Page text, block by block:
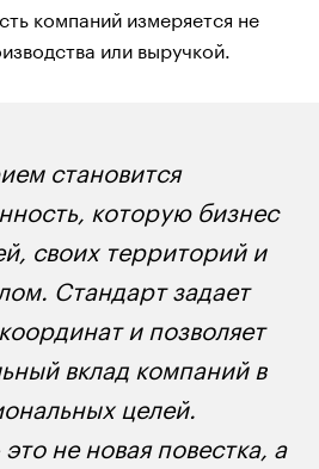
компаний измеряется не
или выручкой.
становится
которую бизнес
своих территорий и
Стандарт задает
и позволяет
вклад компаний в
целей.
не новая повестка, а